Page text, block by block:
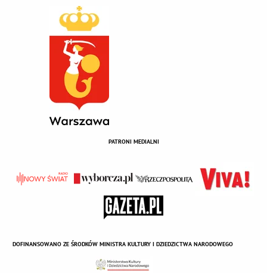
PATRONI MEDIALNI
DOFINANSOWANO ZE ŚRODKÓW MINISTRA KULTURY I DZIEDZICTWA NARODOWEGO